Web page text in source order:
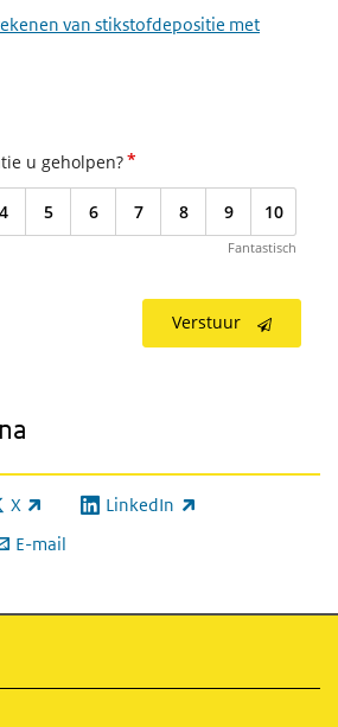
van stikstofdepositie met
u geholpen?*
4 5 6 7 8 9 10
Fantastisch
Verstuur
X link) LinkedIn
(externe link)
E-mail